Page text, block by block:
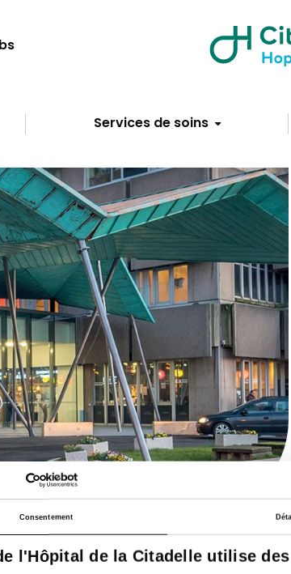
Consentement
l'Hôpital de la Citadelle utilise
Services de soins